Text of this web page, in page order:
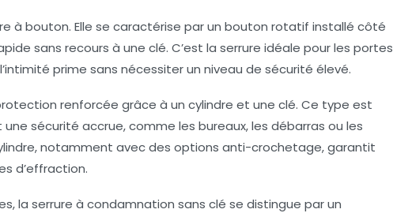
à bouton. Elle se caractérise par un bouton rotatif installé côté
sans recours à une clé. C’est la serrure idéale pour les portes
prime sans nécessiter un niveau de sécurité élevé.
renforcée grâce à un cylindre et une clé. Ce type est
sécurité accrue, comme les bureaux, les débarras ou les
notamment avec des options anti-crochetage, garantit
d’effraction.
la serrure à condamnation sans clé se distingue par un